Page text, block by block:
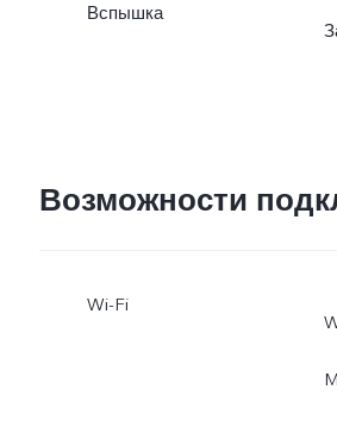
Вспышка
Возможности
Wi-Fi